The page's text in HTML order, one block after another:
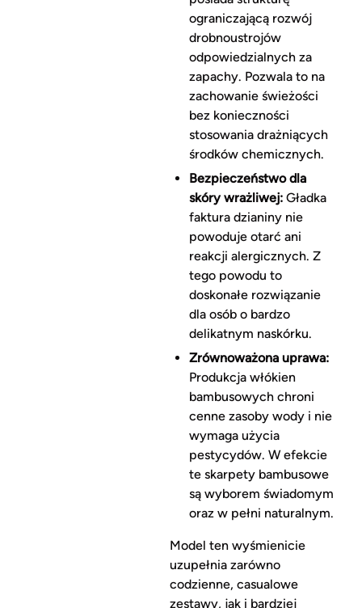
ograniczającą rozwój
drobnoustrojów
odpowiedzialnych za
zapachy. Pozwala to na
zachowanie świeżości
bez konieczności
stosowania drażniących
środków chemicznych.
Bezpieczeństwo dla
skóry wrażliwej:Gładka
faktura dzianiny nie
powoduje otarć ani
reakcji alergicznych. Z
tego powodu to
doskonałe rozwiązanie
dla osób o bardzo
delikatnym naskórku.
Zrównoważona uprawa:
Produkcja włókien
bambusowych chroni
cenne zasoby wody i nie
wymaga użycia
pestycydów. W efekcie
te skarpety bambusowe
są wyborem świadomym
oraz w pełni naturalnym.
Model ten wyśmienicie
uzupełnia zarówno
codzienne, casualowe
zestawy, jak i bardziej